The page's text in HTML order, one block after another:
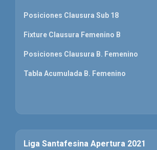
Posiciones Clausura Sub 18
Fixture Clausura Femenino B
Posiciones Clausura B. Femenino
Tabla Acumulada B. Femenino
Liga Santafesina Apertura 2021